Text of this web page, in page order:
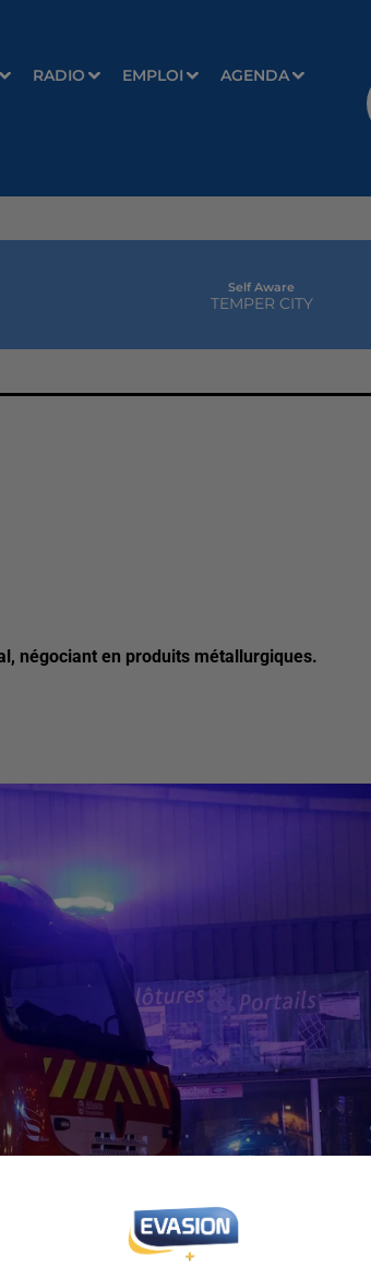
RADIO EMPLOI AGENDA
Self Aware
TEMPER CITY
négociant en produits métallurgiques.